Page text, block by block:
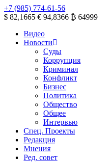
+7 (985) 774-61-56
$ 82,1665 € 94,8366 ₿ 64999
Видео
Новости
Суды
Коррупция
Криминал
Конфликт
Бизнес
Политика
Общество
Общее
Интервью
Спец. Проекты
Редакция
Мнения
Ред. совет